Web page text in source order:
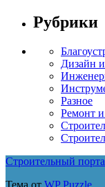
Рубрики
Дизайн
Разное
Ремонт и
Строительный